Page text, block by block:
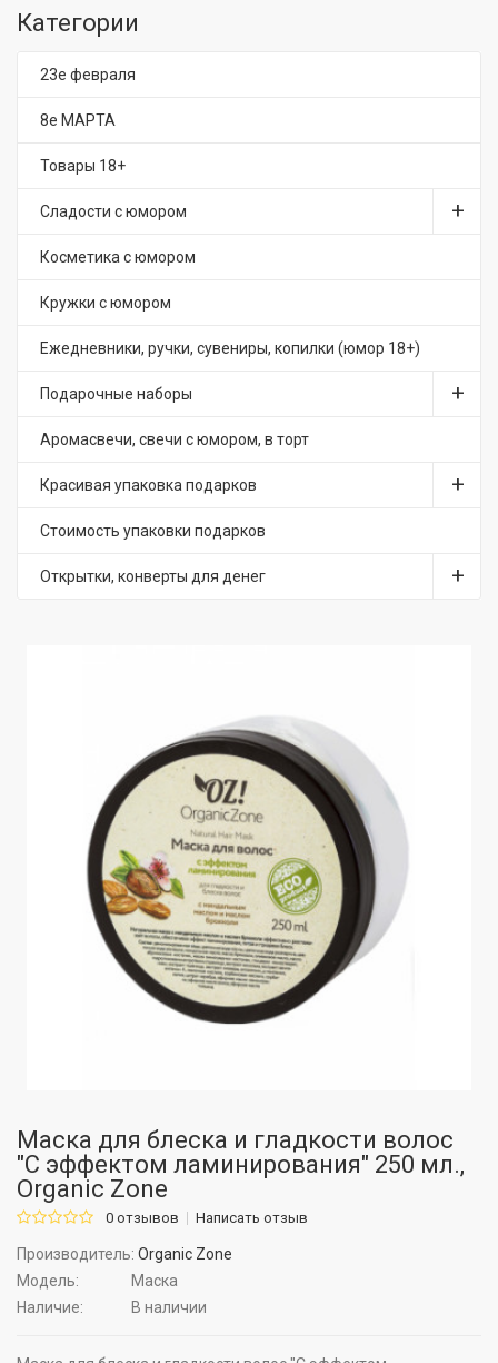
Категории
23е февраля
8е МАРТА
Товары 18+
Сладости с юмором
Косметика с юмором
Кружки с юмором
Ежедневники, ручки, сувениры, копилки (юмор 18+)
Подарочные наборы
Аромасвечи, свечи с юмором, в торт
Красивая упаковка подарков
Стоимость упаковки подарков
Открытки, конверты для денег
Маска для блеска и гладкости волос
"С эффектом ламинирования" 250 мл.,
Organic Zone
0 отзывов Написать отзыв
Производитель: Organic Zone
Модель:
Маска
Наличие:
В наличии